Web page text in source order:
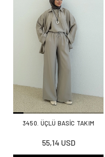
3450. ÜÇLÜ BASİC TAKIM
55,14 USD